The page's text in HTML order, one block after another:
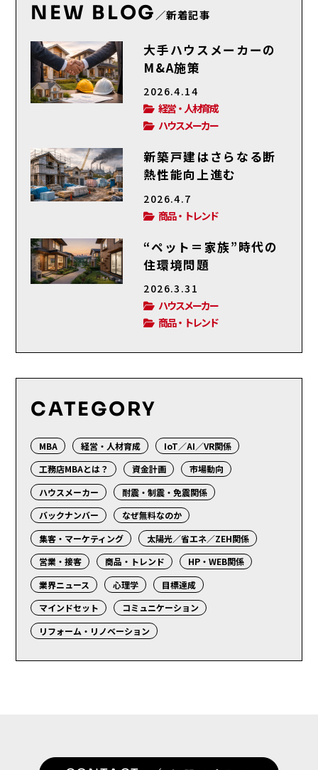
NEW BLOG／新着記事
大手ハウスメーカーの
M&A施策
2026.4.14
経営・人材育成
ハウスメーカー
新築戸建はさらなる断
熱性能向上進む
2026.4.7
商品・トレンド
“ペット＝家族”時代の
住環境問題
2026.3.31
ハウスメーカー
商品・トレンド
CATEGORY
MBA 経営・人材育成
IoT／AI／VR関係
工務店MBAとは？
資金計画
市場動向
ハウスメーカー
耐震・制震・免震関係
バックナンバー
なぜ無料なのか
集客・マーケティング
太陽光／省エネ／ZEH関係
営業・接客
商品・トレンド
HP・WEB関係
業界ニュース
心理学
目標達成
マインドセット
コミュニケーション
リフォーム・リノベーション